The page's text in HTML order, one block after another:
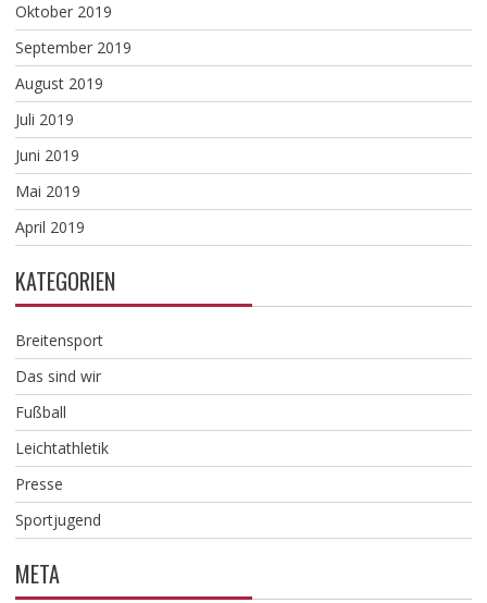
Oktober 2019
September 2019
August 2019
Juli 2019
Juni 2019
Mai 2019
April 2019
KATEGORIEN
Breitensport
Das sind wir
Fußball
Leichtathletik
Presse
Sportjugend
META